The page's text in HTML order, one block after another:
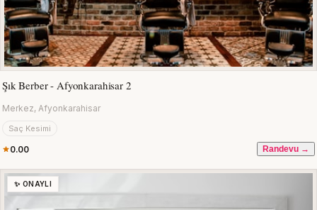
Şık Berber - Afyonkarahisar 2
Merkez, Afyonkarahisar
Saç Kesimi
0.00 Randevu →
✨ ONAYLI